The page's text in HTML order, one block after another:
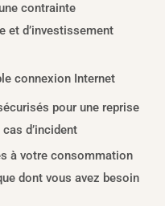
contrainte
et d’investissement
connexion Internet
pour une reprise
d’incident
à votre consommation
dont vous avez besoin